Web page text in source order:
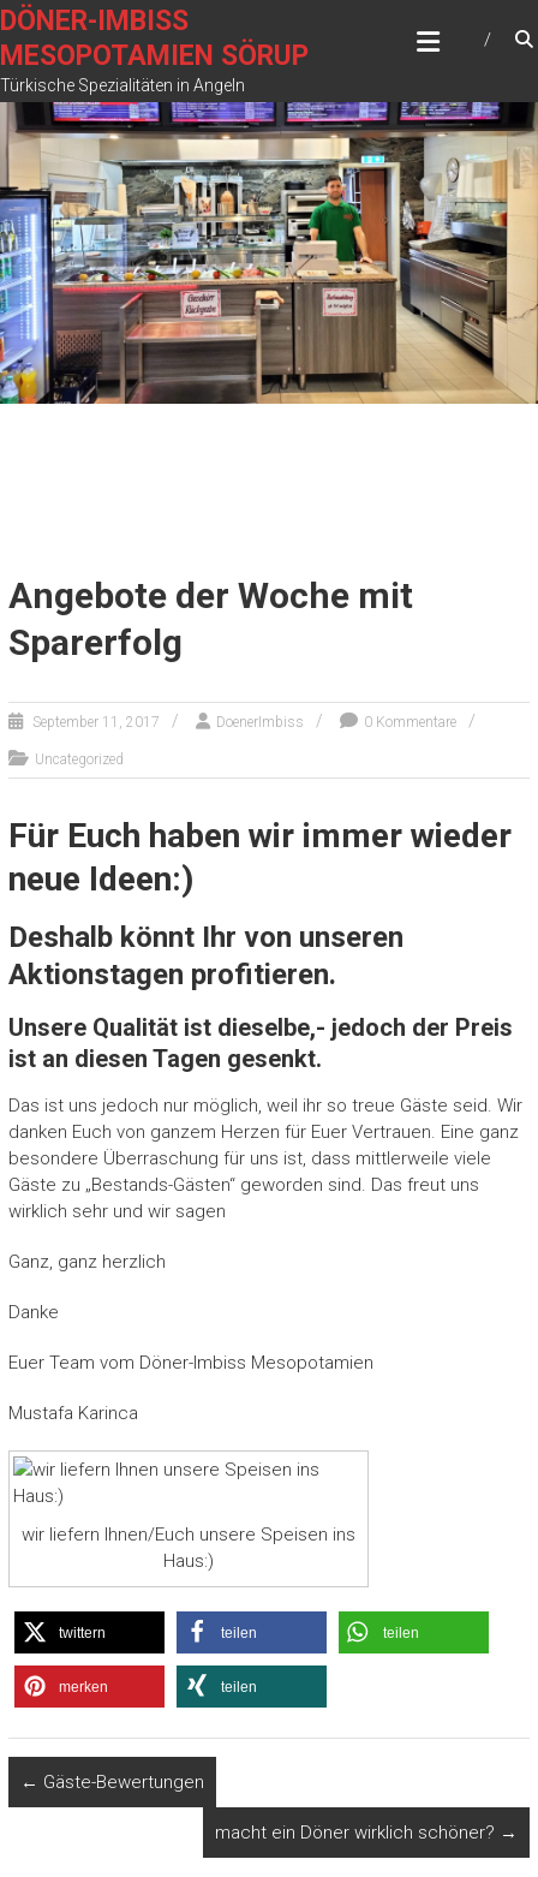
Zum
springen
DÖNER-IMBISS
MESOPOTAMIEN SÖRUP
Türkische Spezialitäten in Angeln
Angebote der Woche mit
Sparerfolg
September 11, 2017 DoenerImbiss 0 Kommentare
Uncategorized
Für Euch haben wir immer wieder
neue Ideen:)
Deshalb könnt Ihr von unseren
Aktionstagen profitieren.
Unsere Qualität ist dieselbe,- jedoch der Preis
ist an diesen Tagen gesenkt.
Das ist uns jedoch nur möglich, weil ihr so treue Gäste seid. Wir
danken Euch von ganzem Herzen für Euer Vertrauen. Eine ganz
besondere Überraschung für uns ist, dass mittlerweile viele
Gäste zu „Bestands-Gästen“ geworden sind. Das freut uns
wirklich sehr und wir sagen
Ganz, ganz herzlich
Danke
Euer Team vom Döner-Imbiss Mesopotamien
Mustafa Karinca
wir liefern Ihnen/Euch unsere Speisen ins
Haus:)
twittern teilen teilen
merken teilen
← Gäste-Bewertungen
macht ein Döner wirklich schöner? →